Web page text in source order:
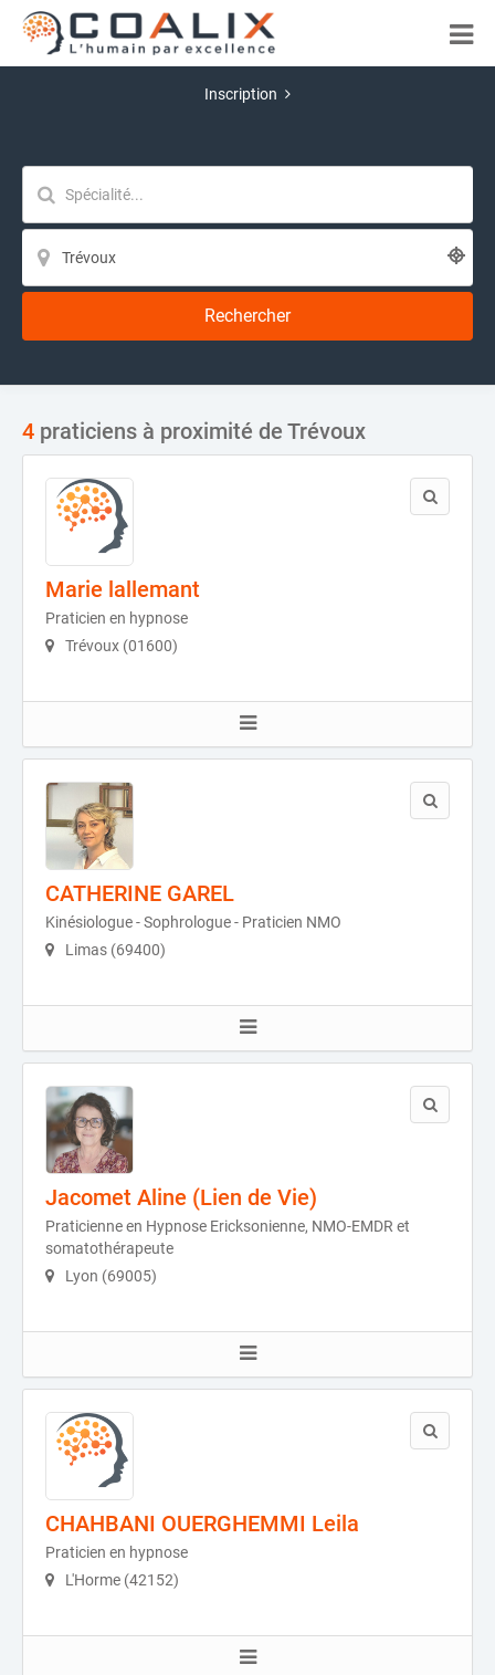
Inscription
Rechercher
4 praticiens à proximité de Trévoux
Marie lallemant
Praticien en hypnose
Trévoux (01600)
CATHERINE GAREL
Kinésiologue - Sophrologue - Praticien NMO
Limas (69400)
Jacomet Aline (Lien de Vie)
Praticienne en Hypnose Ericksonienne, NMO-EMDR et
somatothérapeute
Lyon (69005)
CHAHBANI OUERGHEMMI Leila
Praticien en hypnose
L'Horme (42152)